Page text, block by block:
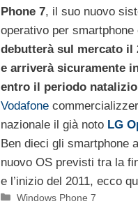
Phone 7, il suo nuovo
operativo per smartphone
debutterà sul mercato il
e arriverà sicuramente
entro il periodo natalizio
Vodafone
nazionale il già noto LG
Ben dieci gli smartphone
nuovo OS previsti tra la
e l’inizio del 2011, ecco
Categorie
Windows Phone 7